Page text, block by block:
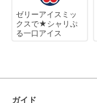
ゼリーアイスミッ
クスで★シャリぷ
る一口アイス
ガイド